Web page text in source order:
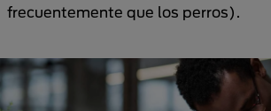
frecuentemente que los perros).